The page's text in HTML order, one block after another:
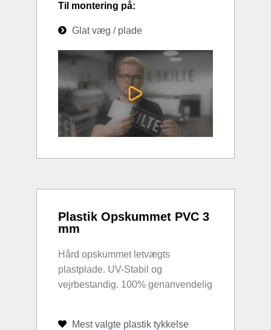
Til montering på:
Glat væg / plade
Plastik Opskummet PVC 3
mm
Hård opskummet letvægts
plastplade. UV-Stabil og
vejrbestandig. 100% genanvendelig
Mest valgte plastik tykkelse